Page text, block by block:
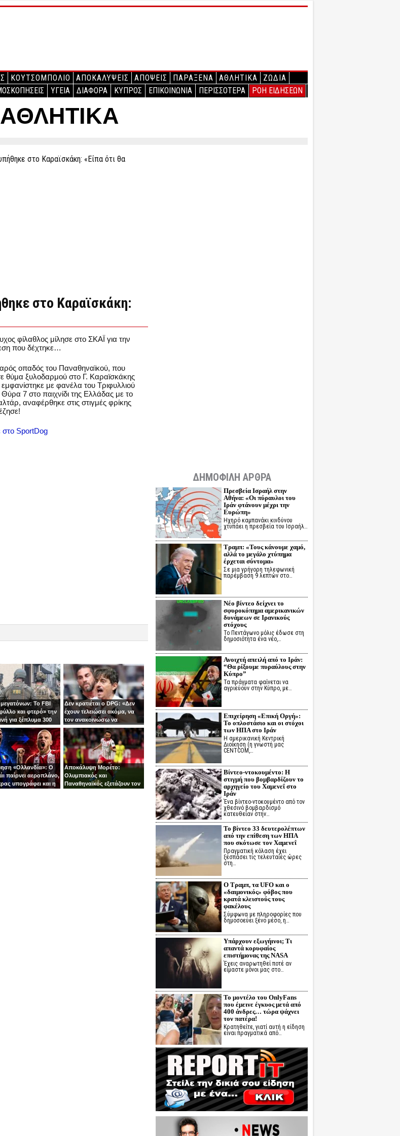
ΚΟΥΤΣΟΜΠΟΛΙΟ ΑΠΟΚΑΛΥΨΕΙΣ ΑΠΟΨΕΙΣ ΠΑΡΑΞΕΝΑ ΑΘΛΗΤΙΚΑ
ΖΩΔΙΑ
ΥΓΕΙΑ ΔΙΑΦΟΡΑ ΚΥΠΡΟΣ ΕΠΙΚΟΙΝΩΝΙΑ ΠΕΡΙΣΣΟΤΕΡΑ ΡΟΗ ΕΙΔΗΣΕΩΝ
ΑΘΛΗΤΙΚΑ
στο Καραϊσκάκη:
φίλαθλος μίλησε στο ΣΚΑΪ για την
που δέχτηκε…
οπαδός του Παναθηναϊκού, που
θύμα ξυλοδαρμού στο Γ. Καραϊσκάκης
με φανέλα του Τριφυλλιού
7 στο παιχνίδι της Ελλάδας με το
αναφέρθηκε στις στιγμές φρίκης
στο SportDog
Το FBI
και φτερό» την
για ξέπλυμα 300
Δεν κρατιέται ο DPG: «Δεν
έχουν τελειώσει ακόμα, να
τον ανακοινώσω να
τρέχουν;»
«Ολλανδία»: Ο
παίρνει αεροπλάνο,
υπογράφει και η
Αποκάλυψη Μορέτο:
Ολυμπιακός και
Παναθηναϊκός εξετάζουν τον
ΔΗΜΟΦΙΛΗ ΑΡΘΡΑ
Πρεσβεία Ισραήλ στην
Αθήνα: «Οι πύραυλοι του
Ιράν φτάνουν μέχρι την
Ευρώπη»
Ηχηρό καμπανάκι κινδύνου
χτυπάει η πρεσβεία του Ισραήλ…
Τραμπ: «Τους κάνουμε χαμό,
αλλά το μεγάλο χτύπημα
έρχεται σύντομα»
Σε μια γρήγορη τηλεφωνική
παρέμβαση 9 λεπτών στο…
Νέο βίντεο δείχνει το
σφυροκόπημα αμερικανικών
δυνάμεων σε Ιρανικούς
στόχους
Το Πεντάγωνο μόλις έδωσε στη
δημοσιότητα ένα νέο,…
Ανοιχτή απειλή από το Ιράν:
“Θα ρίξουμε πυραύλους στην
Κύπρο”
Τα πράγματα φαίνεται να
αγριεύουν στην Κύπρο, με…
Επιχείρηση «Επική Οργή»:
Το οπλοστάσιο και οι στόχοι
των ΗΠΑ στο Ιράν
Η αμερικανική Κεντρική
Διοίκηση (η γνωστή μας
CENTCOM,…
Βίντεο-ντοκουμέντο: Η
στιγμή που βομβαρδίζουν το
αρχηγείο του Χαμενεΐ στο
Ιράν
Ένα βίντεο-ντοκουμέντο από τον
χθεσινό βομβαρδισμό
κατευθείαν στην…
Το βίντεο 33 δευτερολέπτων
από την επίθεση των ΗΠΑ
που σκότωσε τον Χαμενεΐ
Πραγματική κόλαση έχει
ξεσπάσει τις τελευταίες ώρες
στη…
Ο Τραμπ, τα UFO και ο
«δαιμονικός» φόβος που
κρατά κλειστούς τους
φακέλους
Σύμφωνα με πληροφορίες που
δημοσοεύει ξένο μέσο, η…
Υπάρχουν εξωγήινοι; Τι
απαντά κορυφαίος
επιστήμονας της NASA
Έχεις αναρωτηθεί ποτέ αν
είμαστε μόνοι μας στο…
Το μοντέλο του OnlyFans
που έμεινε έγκυος μετά από
400 άνδρες… τώρα ψάχνει
τον πατέρα!
Κρατηθείτε, γιατί αυτή η είδηση
είναι πραγματικά από…